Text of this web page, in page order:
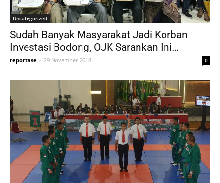
Uncategorized
Sudah Banyak Masyarakat Jadi Korban
Investasi Bodong, OJK Sarankan Ini…
reportase - 29 November 2018 0